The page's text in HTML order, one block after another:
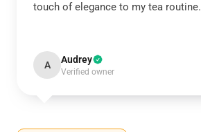
touch of elegance to my tea routine.
A Audrey
Verified owner